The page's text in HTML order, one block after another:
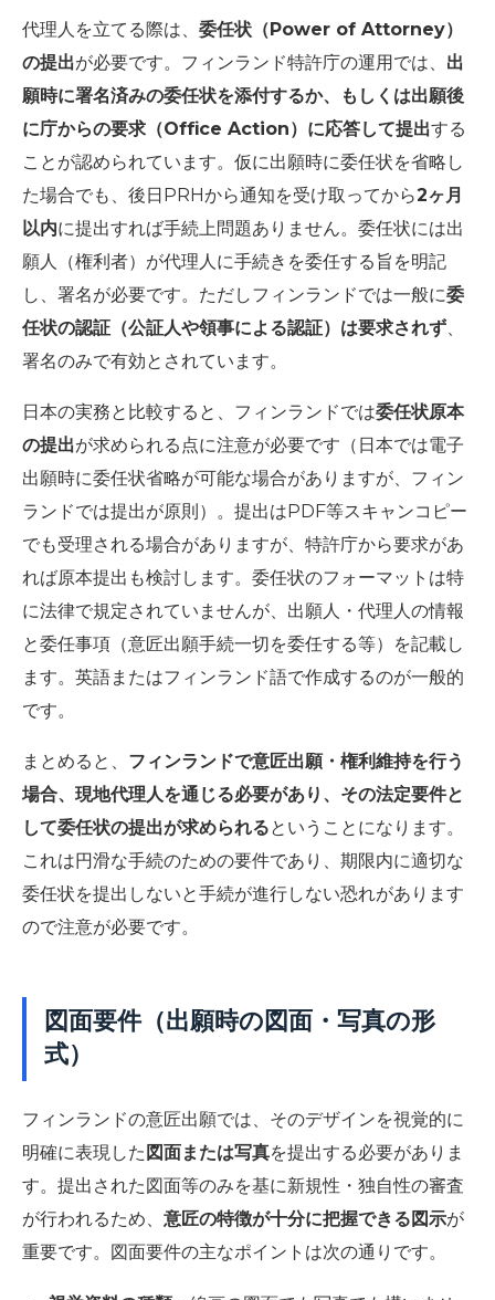
代理人を立てる際は、 委任状（Power of Attorney）
の提出が必要です。フィンランド特許庁の運用では、 出
願時に署名済みの委任状を添付するか、もしくは出願後
に庁からの要求（Office Action）に応答して提出する
ことが認められています。仮に出願時に委任状を省略し
た場合でも、後日PRHから通知を受け取ってから2ヶ月
以内に提出すれば手続上問題ありません。委任状には出
願人（権利者）が代理人に手続きを委任する旨を明記
し、署名が必要です。ただしフィンランドでは一般に委
任状の認証（公証人や領事による認証）は要求されず、
署名のみで有効とされています。
日本の実務と比較すると、フィンランドでは委任状原本
の提出が求められる点に注意が必要です（日本では電子
出願時に委任状省略が可能な場合がありますが、フィン
ランドでは提出が原則）。提出はPDF等スキャンコピー
でも受理される場合がありますが、特許庁から要求があ
れば原本提出も検討します。委任状のフォーマットは特
に法律で規定されていませんが、出願人・代理人の情報
と委任事項（意匠出願手続一切を委任する等）を記載し
ます。英語またはフィンランド語で作成するのが一般的
です。
まとめると、 フィンランドで意匠出願・権利維持を行う
場合、現地代理人を通じる必要があり、その法定要件と
して委任状の提出が求められるということになります。
これは円滑な手続のための要件であり、期限内に適切な
委任状を提出しないと手続が進行しない恐れがあります
ので注意が必要です。
図面要件（出願時の図面・写真の形
式）
フィンランドの意匠出願では、そのデザインを視覚的に
明確に表現した 図面または写真を提出する必要がありま
す。提出された図面等のみを基に新規性・独自性の審査
が行われるため、 意匠の特徴が十分に把握できる図示が
重要です。図面要件の主なポイントは次の通りです。